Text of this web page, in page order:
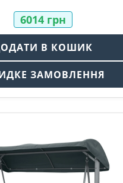
6014 грн
В КОШИК
ЗАМОВЛЕННЯ